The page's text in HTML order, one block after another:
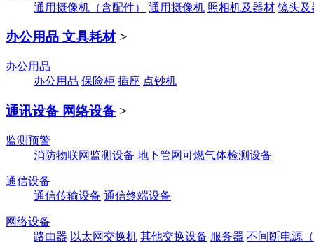
通用摄像机（含配件）
通用摄像机 照相机及器材 镜头及
办公用品 文具耗材 >
办公用品
办公用品 保险柜 插座 点钞机
通讯设备 网络设备 >
监测预警
消防物联网监测设备 地下管网可燃气体检测设备
通信设备
通信传输设备 通信终端设备
网络设备
路由器 以太网交换机 其他交换设备 服务器 不间断电源